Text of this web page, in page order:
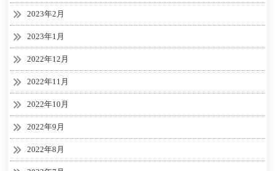
2023年2月
2023年1月
2022年12月
2022年11月
2022年10月
2022年9月
2022年8月